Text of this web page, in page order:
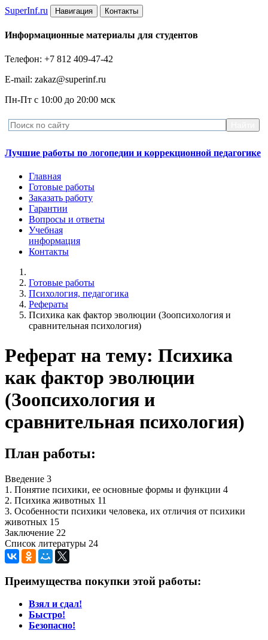
SuperInf.ru Навигация Контакты
Информационные материалы для студентов
Телефон: +7 812 409-47-42
E-mail: zakaz@superinf.ru
Пн-Пт с 10:00 до 20:00 мск
Лучшие работы по логопедии и коррекционной педагогике
Главная
Готовые работы
Заказать работу
Гарантии
Вопросы и ответы
Учебная
информация
Контакты
Готовые работы
Психология, педагогика
Рефераты
Психика как фактор эволюции (Зоопсихология и
сравнительная психология)
Реферат на тему: Психика
как фактор эволюции
(Зоопсихология и
сравнительная психология)
План работы:
Введение 3
1. Понятие психики, ее основные формы и функции 4
2. Психика животных 11
3. Особенности психики человека, их отличия от психики
животных 15
Заключение 22
Список литературы 24
Преимущества покупки этой работы:
Взял и сдал!
Быстро!
Безопасно!